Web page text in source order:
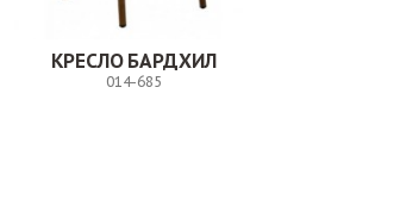
КРЕСЛО БАРДХИЛ
014-685